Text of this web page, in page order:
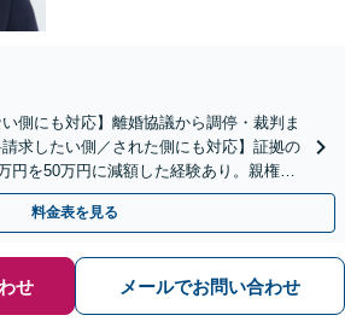
側にも対応】離婚協議から調停・裁判ま
求したい側／された側にも対応】証拠の
円を50万円に減額した経験あり。親権や
通している弁護士です。
料金表を見る
せ メールでお問い合わせ